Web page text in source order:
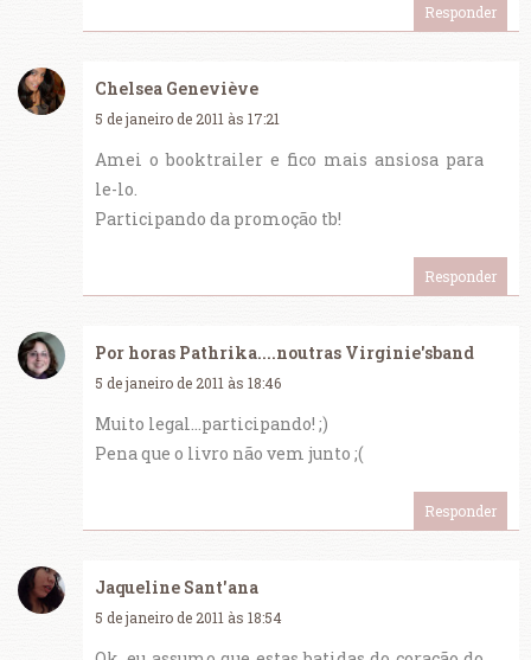
Responder
Chelsea Geneviève
5 de janeiro de 2011 às 17:21
Amei o booktrailer e fico mais ansiosa para
le-lo.
Participando da promoção tb!
Responder
Por horas Pathrika....noutras Virginie'sband
5 de janeiro de 2011 às 18:46
Muito legal...participando! ;)
Pena que o livro não vem junto ;(
Responder
Jaqueline Sant'ana
5 de janeiro de 2011 às 18:54